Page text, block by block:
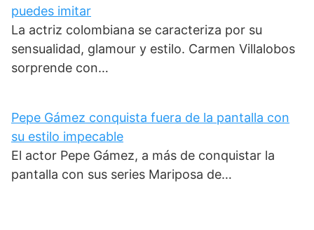
puedes imitar
La actriz colombiana se caracteriza por su
sensualidad, glamour y estilo. Carmen Villalobos
sorprende con…
Pepe Gámez conquista fuera de la pantalla con
su estilo impecable
El actor Pepe Gámez, a más de conquistar la
pantalla con sus series Mariposa de…